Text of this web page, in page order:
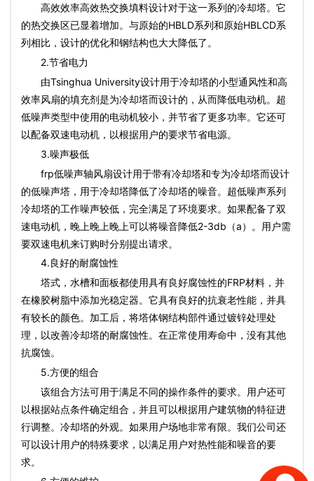
高效效率高效热交换填料设计对于这一系列的冷却塔。它
的热交换区已显着增加。与原始的HBLD系列和原始HBLCD系
列相比，设计的优化和钢结构也大大降低了。
2.节省电力
由Tsinghua University设计用于冷却塔的小型通风性和高
效率风扇的填充剂是为冷却塔而设计的，从而降低电动机。超
低噪声类型中使用的电动机较小，并节省了更多功率。它还可
以配备双速电动机，以根据用户的要求节省电源。
3.噪声极低
frp低噪声轴风扇设计用于带有冷却塔和专为冷却塔而设计
的低噪声塔，用于冷却塔降低了冷却塔的噪音。超低噪声系列
冷却塔的工作噪声较低，完全满足了环境要求。如果配备了双
速电动机，晚上晚上晚上可以将噪音降低2-3db（a）。用户需
要双速电机来订购时分别提出请求。
4.良好的耐腐蚀性
塔式，水槽和面板都使用具有良好腐蚀性的FRP材料，并
在橡胶树脂中添加光稳定器。它具有良好的抗衰老性能，并具
有较长的颜色。加工后，将塔体钢结构部件通过镀锌处理处
理，以改善冷却塔的耐腐蚀性。在正常使用寿命中，没有其他
抗腐蚀。
5.方便的组合
该组合方法可用于满足不同的操作条件的要求。用户还可
以根据站点条件确定组合，并且可以根据用户建筑物的特征进
行调整。冷却塔的外观。如果用户场地非常有限。我们公司还
可以设计用户的特殊要求，以满足用户对热性能和噪音的要
求。